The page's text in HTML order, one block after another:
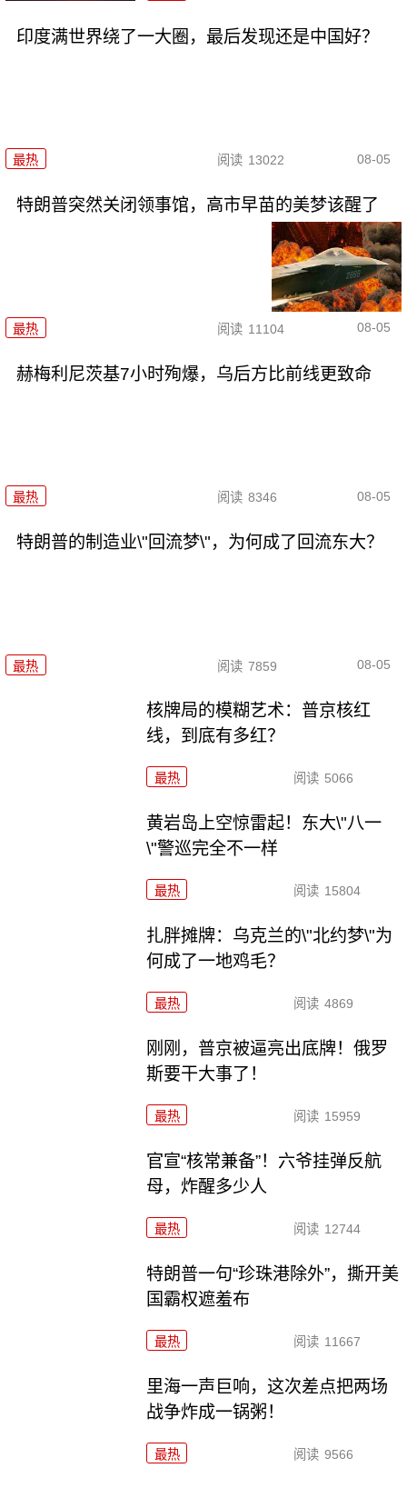
印度满世界绕了一大圈，最后发现还是中国好？
最热 阅读 13022 08-05
特朗普突然关闭领事馆，高市早苗的美梦该醒了
最热 阅读 11104 08-05
赫梅利尼茨基7小时殉爆，乌后方比前线更致命
最热 阅读 8346 08-05
特朗普的制造业\"回流梦\"，为何成了回流东大？
最热 阅读 7859 08-05
核牌局的模糊艺术：普京核红
线，到底有多红？
最热 阅读 5066
黄岩岛上空惊雷起！东大\"八一
\"警巡完全不一样
最热 阅读 15804
扎胖摊牌：乌克兰的\"北约梦\"为
何成了一地鸡毛？
最热 阅读 4869
刚刚，普京被逼亮出底牌！俄罗
斯要干大事了！
最热 阅读 15959
官宣“核常兼备”！六爷挂弹反航
母，炸醒多少人
最热 阅读 12744
特朗普一句“珍珠港除外”，撕开美
国霸权遮羞布
最热 阅读 11667
里海一声巨响，这次差点把两场
战争炸成一锅粥！
最热 阅读 9566